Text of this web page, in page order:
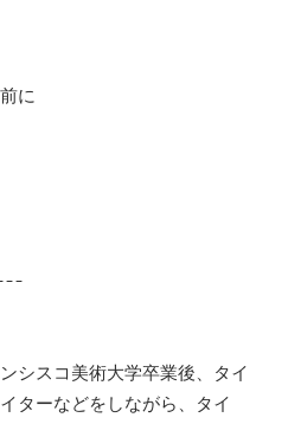
に
シスコ美術大学卒業後、タイ
ターなどをしながら、タイ